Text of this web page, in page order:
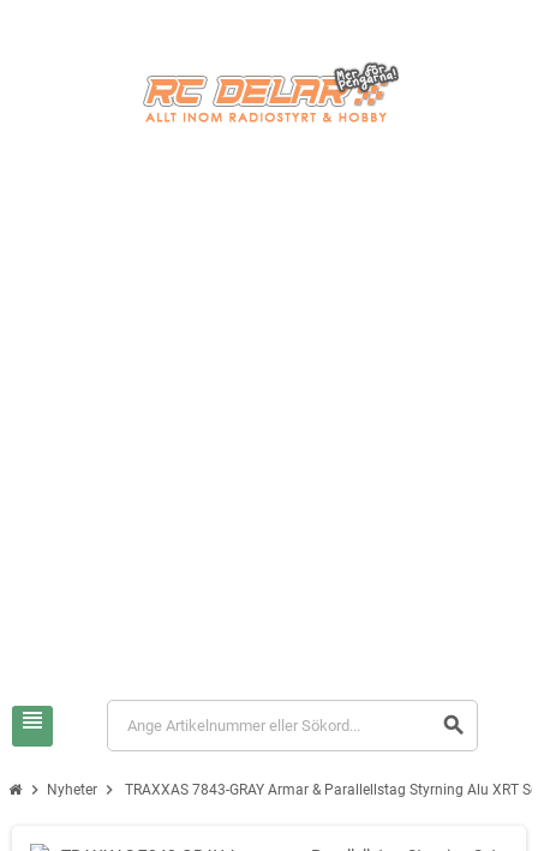
view_headline search
chevron_right Nyheter chevron_right TRAXXAS 7843-GRAY Armar & Parallellstag Styrning Alu XRT